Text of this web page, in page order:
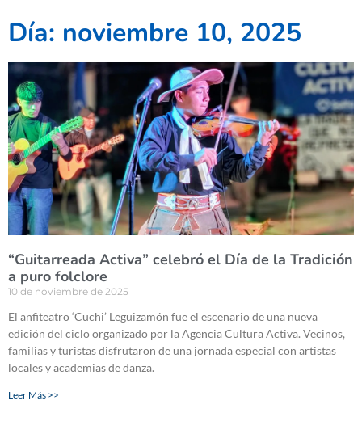
Día: noviembre 10, 2025
“Guitarreada Activa” celebró el Día de la Tradición
a puro folclore
10 de noviembre de 2025
El anfiteatro ‘Cuchi’ Leguizamón fue el escenario de una nueva
edición del ciclo organizado por la Agencia Cultura Activa. Vecinos,
familias y turistas disfrutaron de una jornada especial con artistas
locales y academias de danza.
Leer Más >>